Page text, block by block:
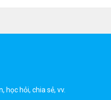
học hỏi, chia sẻ, vv.